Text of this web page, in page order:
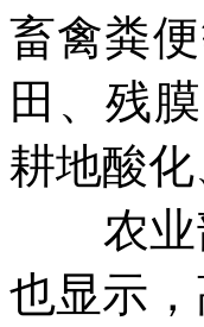
畜禽粪
田、残
耕地酸
农业部
也显示